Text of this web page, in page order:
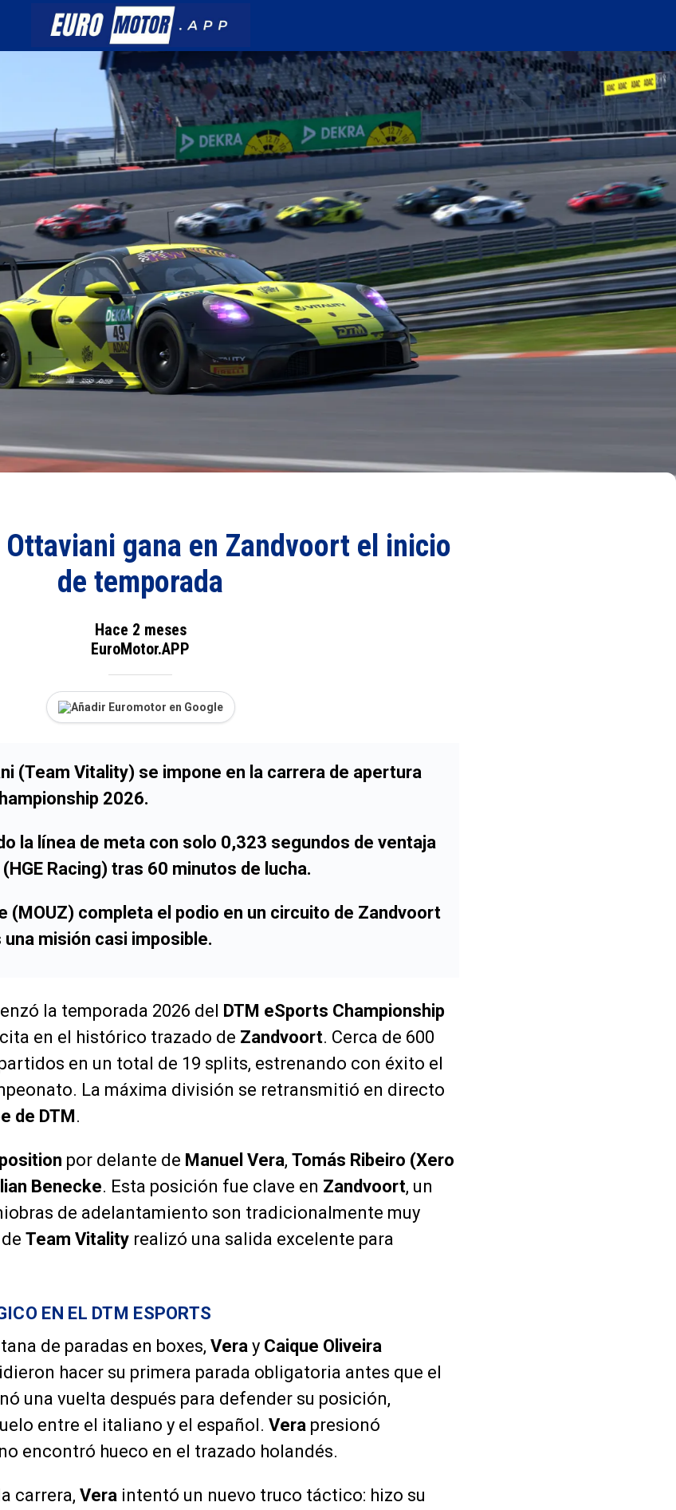
Ottaviani gana en Zandvoort el inicio
de temporada
Hace 2 meses
EuroMotor.APP
Añadir Euromotor en Google
(Team Vitality) se impone en la carrera de apertura
2026.
la línea de meta con solo 0,323 segundos de ventaja
Racing) tras 60 minutos de lucha.
(MOUZ) completa el podio en un circuito de Zandvoort
misión casi imposible.
la temporada 2026 del DTM eSports Championship
en el histórico trazado de Zandvoort. Cerca de 600
en un total de 19 splits, estrenando con éxito el
La máxima división se retransmitió en directo
de DTM.
por delante de Manuel Vera, Tomás Ribeiro (Xero
Benecke. Esta posición fue clave en Zandvoort, un
de adelantamiento son tradicionalmente muy
Team Vitality realizó una salida excelente para
EN EL DTM ESPORTS
de paradas en boxes, Vera y Caique Oliveira
hacer su primera parada obligatoria antes que el
una vuelta después para defender su posición,
entre el italiano y el español. Vera presionó
encontró hueco en el trazado holandés.
carrera, Vera intentó un nuevo truco táctico: hizo su